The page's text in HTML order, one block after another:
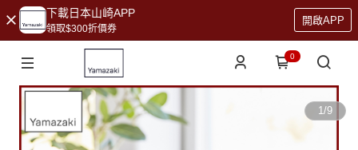
下載日本山崎APP
領取$300折價券
開啟APP
0
1/9